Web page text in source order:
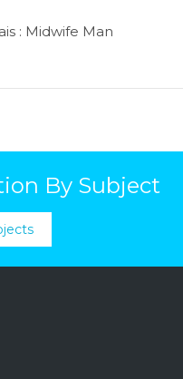
: Midwife Man
By Subject